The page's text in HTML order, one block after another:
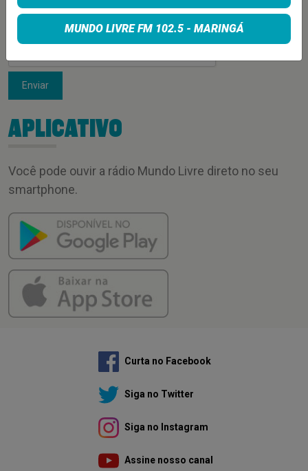
Enviar
APLICATIVO
Você pode ouvir a rádio Mundo Livre direto no seu
smartphone.
Curta no Facebook
Siga no Twitter
Siga no Instagram
Assine nosso canal
MUNDO LIVRE FM 102.5 - MARINGÁ